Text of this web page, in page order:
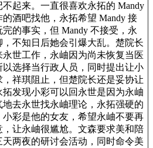
起来。一直很喜欢永拓的 Mandy
酒吧找他，永拓希望 Mandy 接
的事实，但 Mandy 不接受，永
不知日后她会引爆大乱。楚院长
世工作，永岫因为尚未恢复当医
以选择当行政人员，同时提出让小
祥琪阻止，但楚院长还是妥协让
发现小彩可以回永世是因为永岫
地去永世找永岫理论，永拓强硬的
小彩是他的女友，希望永岫不要再
，让永岫很尴尬。文森要求美和陪
两夜的研讨会活动，同时命令美